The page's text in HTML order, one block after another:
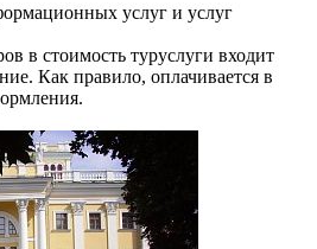
услуг и услуг
в стоимость туруслуги входит
Как правило, оплачивается в